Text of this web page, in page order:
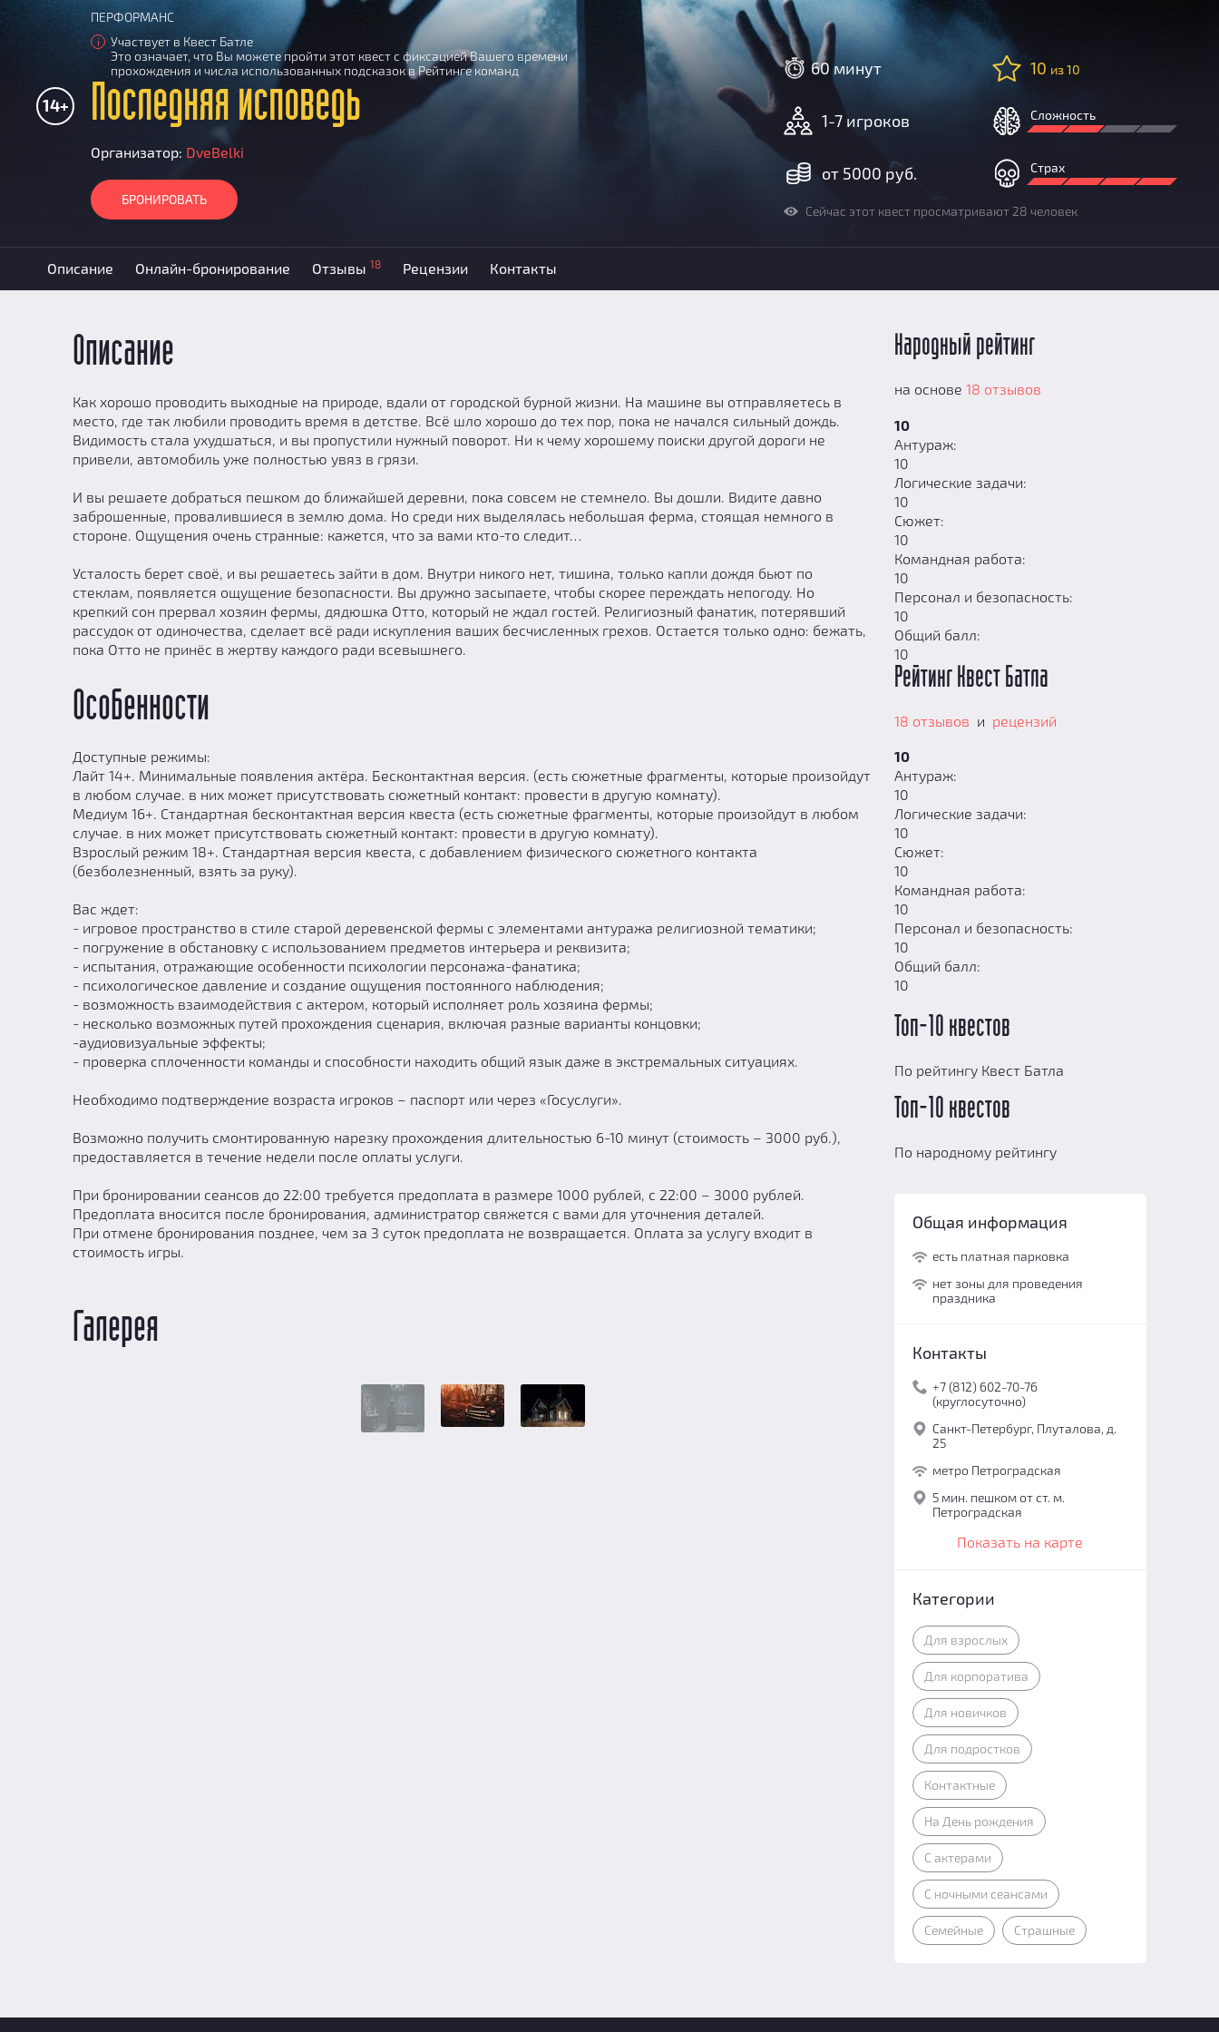
ПЕРФОРМАНС
i
Участвует в Квест Батле
Это означает, что Вы можете пройти этот квест с фиксацией Вашего времени
прохождения и числа использованных подсказок в Рейтинге команд
Последняя исповедь
14+
Организатор: DveBelki
БРОНИРОВАТЬ
60 минут
1-7 игроков
от 5000 руб.
10 из 10
Сложность
Страх
Сейчас этот квест просматривают 28 человек
Описание Онлайн-бронирование Отзывы 18 Рецензии Контакты
Описание
Как хорошо проводить выходные на природе, вдали от городской бурной жизни. На машине вы отправляетесь в
место, где так любили проводить время в детстве. Всё шло хорошо до тех пор, пока не начался сильный дождь.
Видимость стала ухудшаться, и вы пропустили нужный поворот. Ни к чему хорошему поиски другой дороги не
привели, автомобиль уже полностью увяз в грязи.
И вы решаете добраться пешком до ближайшей деревни, пока совсем не стемнело. Вы дошли. Видите давно
заброшенные, провалившиеся в землю дома. Но среди них выделялась небольшая ферма, стоящая немного в
стороне. Ощущения очень странные: кажется, что за вами кто-то следит…
Усталость берет своё, и вы решаетесь зайти в дом. Внутри никого нет, тишина, только капли дождя бьют по
стеклам, появляется ощущение безопасности. Вы дружно засыпаете, чтобы скорее переждать непогоду. Но
крепкий сон прервал хозяин фермы, дядюшка Отто, который не ждал гостей. Религиозный фанатик, потерявший
рассудок от одиночества, сделает всё ради искупления ваших бесчисленных грехов. Остается только одно: бежать,
пока Отто не принёс в жертву каждого ради всевышнего.
Особенности
Доступные режимы:
Лайт 14+. Минимальные появления актёра. Бесконтактная версия. (есть сюжетные фрагменты, которые произойдут
в любом случае. в них может присутствовать сюжетный контакт: провести в другую комнату).
Медиум 16+. Стандартная бесконтактная версия квеста (есть сюжетные фрагменты, которые произойдут в любом
случае. в них может присутствовать сюжетный контакт: провести в другую комнату).
Взрослый режим 18+. Стандартная версия квеста, с добавлением физического сюжетного контакта
(безболезненный, взять за руку).
Вас ждет:
- игровое пространство в стиле старой деревенской фермы с элементами антуража религиозной тематики;
- погружение в обстановку с использованием предметов интерьера и реквизита;
- испытания, отражающие особенности психологии персонажа-фанатика;
- психологическое давление и создание ощущения постоянного наблюдения;
- возможность взаимодействия с актером, который исполняет роль хозяина фермы;
- несколько возможных путей прохождения сценария, включая разные варианты концовки;
-аудиовизуальные эффекты;
- проверка сплоченности команды и способности находить общий язык даже в экстремальных ситуациях.
Необходимо подтверждение возраста игроков – паспорт или через «Госуслуги».
Возможно получить смонтированную нарезку прохождения длительностью 6-10 минут (стоимость – 3000 руб.),
предоставляется в течение недели после оплаты услуги.
При бронировании сеансов до 22:00 требуется предоплата в размере 1000 рублей, с 22:00 – 3000 рублей.
Предоплата вносится после бронирования, администратор свяжется с вами для уточнения деталей.
При отмене бронирования позднее, чем за 3 суток предоплата не возвращается. Оплата за услугу входит в
стоимость игры.
Народный рейтинг
на основе 18 отзывов
10
Антураж:
10
Логические задачи:
10
Сюжет:
10
Командная работа:
10
Персонал и безопасность:
10
Общий балл:
10
Рейтинг Квест Батла
18 отзывов и рецензий
10
Антураж:
10
Логические задачи:
10
Сюжет:
10
Командная работа:
10
Персонал и безопасность:
10
Общий балл:
10
Топ-10 квестов
По рейтингу Квест Батла
Топ-10 квестов
По народному рейтингу
Общая информация
есть платная парковка
нет зоны для проведения
праздника
Контакты
+7 (812) 602-70-76
(круглосуточно)
Санкт-Петербург, Плуталова, д.
25
метро Петроградская
5 мин. пешком от ст. м.
Петроградская
Показать на карте
Категории
Для взрослых
Для корпоратива
Для новичков
Для подростков
Контактные
На День рождения
С актерами
С ночными сеансами
Семейные Страшные
Галерея